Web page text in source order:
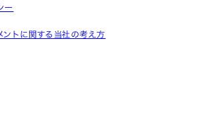
ー
ントに関する当社の考え方